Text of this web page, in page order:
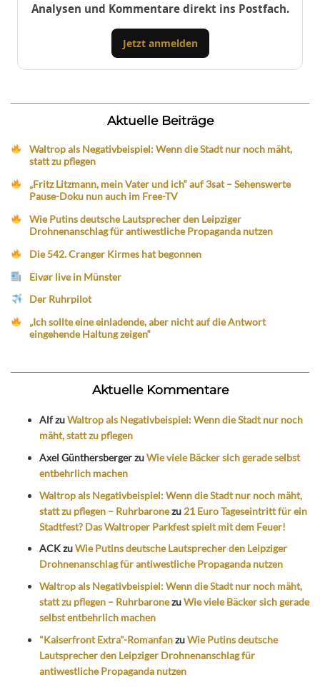
Analysen und Kommentare direkt ins Postfach.
Jetzt anmelden
Aktuelle Beiträge
Waltrop als Negativbeispiel: Wenn die Stadt nur noch mäht,
statt zu pflegen
„Fritz Litzmann, mein Vater und ich“ auf 3sat – Sehenswerte
Pause-Doku nun auch im Free-TV
Wie Putins deutsche Lautsprecher den Leipziger
Drohnenanschlag für antiwestliche Propaganda nutzen
Die 542. Cranger Kirmes hat begonnen
Eivør live in Münster
Der Ruhrpilot
„Ich sollte eine einladende, aber nicht auf die Antwort
eingehende Haltung zeigen“
Aktuelle Kommentare
AlfzuWaltrop als Negativbeispiel: Wenn die Stadt nur noch
mäht, statt zu pflegen
Axel GünthersbergerzuWie viele Bäcker sich gerade selbst
entbehrlich machen
Waltrop als Negativbeispiel: Wenn die Stadt nur noch mäht,
statt zu pflegen – Ruhrbaronezu 21 Euro Tageseintritt für ein
Stadtfest? Das Waltroper Parkfest spielt mit dem Feuer!
ACKzuWie Putins deutsche Lautsprecher den Leipziger
Drohnenanschlag für antiwestliche Propaganda nutzen
Waltrop als Negativbeispiel: Wenn die Stadt nur noch mäht,
statt zu pflegen – RuhrbaronezuWie viele Bäcker sich gerade
selbst entbehrlich machen
"Kaiserfront Extra"-RomanfanzuWie Putins deutsche
Lautsprecher den Leipziger Drohnenanschlag für
antiwestliche Propaganda nutzen